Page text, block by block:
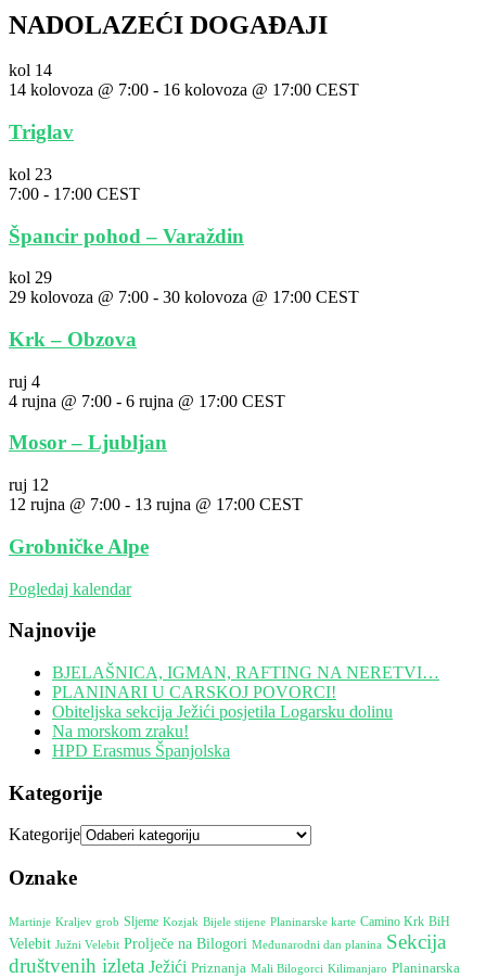
NADOLAZEĆI DOGAĐAJI
kol 14
14 kolovoza @ 7:00 - 16 kolovoza @ 17:00 CEST
Triglav
kol 23
7:00 - 17:00 CEST
Špancir pohod – Varaždin
kol 29
29 kolovoza @ 7:00 - 30 kolovoza @ 17:00 CEST
Krk – Obzova
ruj 4
4 rujna @ 7:00 - 6 rujna @ 17:00 CEST
Mosor – Ljubljan
ruj 12
12 rujna @ 7:00 - 13 rujna @ 17:00 CEST
Grobničke Alpe
Pogledaj kalendar
Najnovije
BJELAŠNICA, IGMAN, RAFTING NA NERETVI…
PLANINARI U CARSKOJ POVORCI!
Obiteljska sekcija Ježići posjetila Logarsku dolinu
Na morskom zraku!
HPD Erasmus Španjolska
Kategorije
Kategorije
Oznake
Martinje Kraljev grob Sljeme Kozjak Bijele stijene Planinarske karte Camino Krk BiH
Velebit Južni Velebit Prolječe na Bilogori Međunarodni dan planina Sekcija
društvenih izleta Ježići Priznanja Mali Bilogorci Kilimanjaro Planinarska